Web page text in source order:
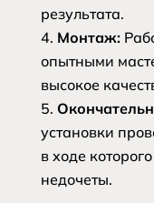
результата.
Монтаж:
опытными
высокое
установки
в ходе
недочеты.